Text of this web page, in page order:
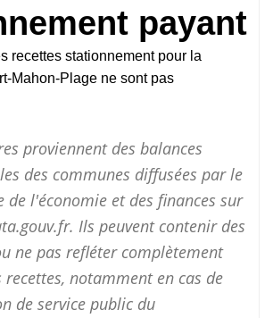
payant
recettes stationnement pour la
Mahon-Plage ne sont pas
proviennent des balances
des communes diffusées par le
de l'économie et des finances sur
. Ils peuvent contenir des
ne pas refléter complètement
recettes, notamment en cas de
de service public du